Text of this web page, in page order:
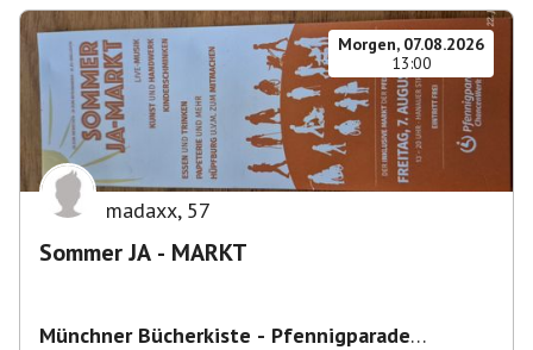
Morgen, 07.08.2026
13:00
madaxx, 57
Sommer JA - MARKT
Münchner Bücherkiste - Pfennigparade